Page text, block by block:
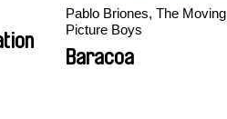
Pablo Briones, The Moving
Picture Boys
Baracoa